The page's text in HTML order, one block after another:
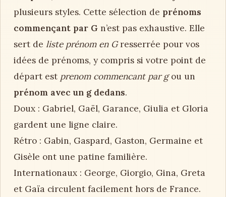
plusieurs styles. Cette sélection de prénoms
commençant par G n’est pas exhaustive. Elle
sert de liste prénom en Gresserrée pour vos
idées de prénoms, y compris si votre point de
départ est prenom commencant par gou un
prénom avec un g dedans.
Doux : Gabriel, Gaël, Garance, Giulia et Gloria
gardent une ligne claire.
Rétro : Gabin, Gaspard, Gaston, Germaine et
Gisèle ont une patine familière.
Internationaux : George, Giorgio, Gina, Greta
et Gaïa circulent facilement hors de France.